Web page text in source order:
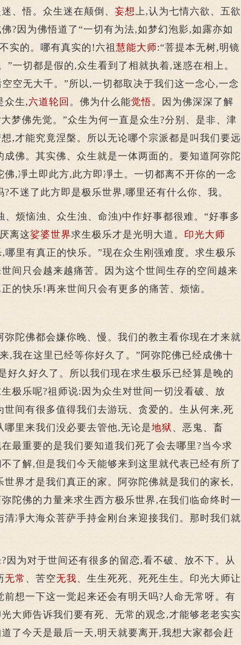
悟。众生迷在颠倒、 妄想 上,认为七情六欲、五欲
?因为佛悟道了“一切有为法,如梦幻泡影,如露亦如
实的。哪有真实的!六祖 慧能大师:“菩提本无树,明镜
”一切都是假的,众生看到了相就执着,迷惑在相上。
空无大千。”所以,一切都取决于我们这一念心,一念
众生,六道轮回 。佛为什么能觉悟。因为佛深深了解
梦佛先觉。”众生为何一直是众生?分别、是非、津
,才能究竟涅槃。所以无论哪个宗派都是叫我们要远
佛。其实佛、众生就是一体两面的。要知道阿弥陀
,凈土即此方,此方即凈土。一切都离不开你的一念
不迷了此方即是极乐世界,哪里还有什么你、我。
烦恼浊、众生浊、命浊)中作好事都很难。“好事多
离这娑婆世界求生极乐才是光明大道。 印光大师
里有真正的快乐。”现在众生刚强难度。求生极乐
间只会越来越痛苦。因为这个世间生存的空间越来
的快乐!再来世间只会有更多的痛苦、烦恼。
陀佛都会嫌你晚、慢。我们的教主看你现在才来就
,我在这里已经等你好久了。”阿弥陀佛已经成佛十
好久好久了。所以我们现在求生极乐已经算是晚的
极乐呢?祖师说:因为众生对世间一切没看破、放
间有很多值得我们去游玩、贪爱的。生从何来,死
里来我们没必要去管他,无论是地狱
、恶鬼、畜
最重要的是我们要知道我们死了会去哪里?当今求
了解,但是我们今天能够来到这里就代表已经有所了
界才是我们真正的家。阿弥陀佛就是我们的家长,
陀佛的力量来求生西方极乐世界,在我们临命终时一
凈大海众菩萨手持金刚台来迎接我们。那时我们就
为对于世间还有很多的留恋,看不破、放不下。从
无常 、苦空无我 、生生死死、死死生生。印光大师让
想一下这一觉起来还会有明天吗?人命无常呀。有
大师告诉我们要有死、无常的观念,才能够老老实实
了今天是最后一天,明天就要离开,我想大家都会赶